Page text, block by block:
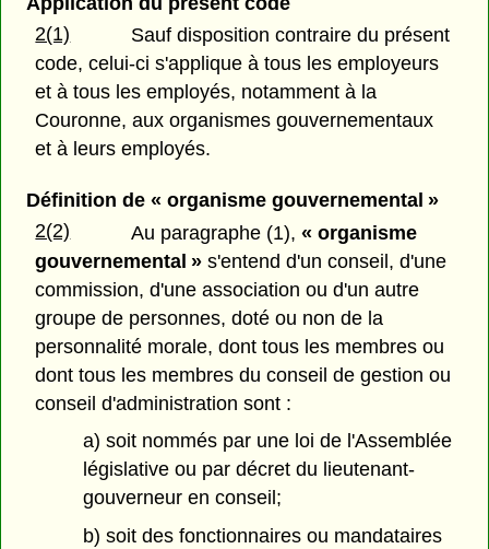
2(1)
Sauf disposition contraire du présent
code, celui-ci s'applique à tous les employeurs
et à tous les employés, notamment à la
Couronne, aux organismes gouvernementaux
et à leurs employés.
Définition de « organisme gouvernemental »
2(2)
Au paragraphe (1),« organisme
gouvernemental » s'entend d'un conseil, d'une
commission, d'une association ou d'un autre
groupe de personnes, doté ou non de la
personnalité morale, dont tous les membres ou
dont tous les membres du conseil de gestion ou
conseil d'administration sont :
a) soit nommés par une loi de l'Assemblée
législative ou par décret du lieutenant-
gouverneur en conseil;
b) soit des fonctionnaires ou mandataires